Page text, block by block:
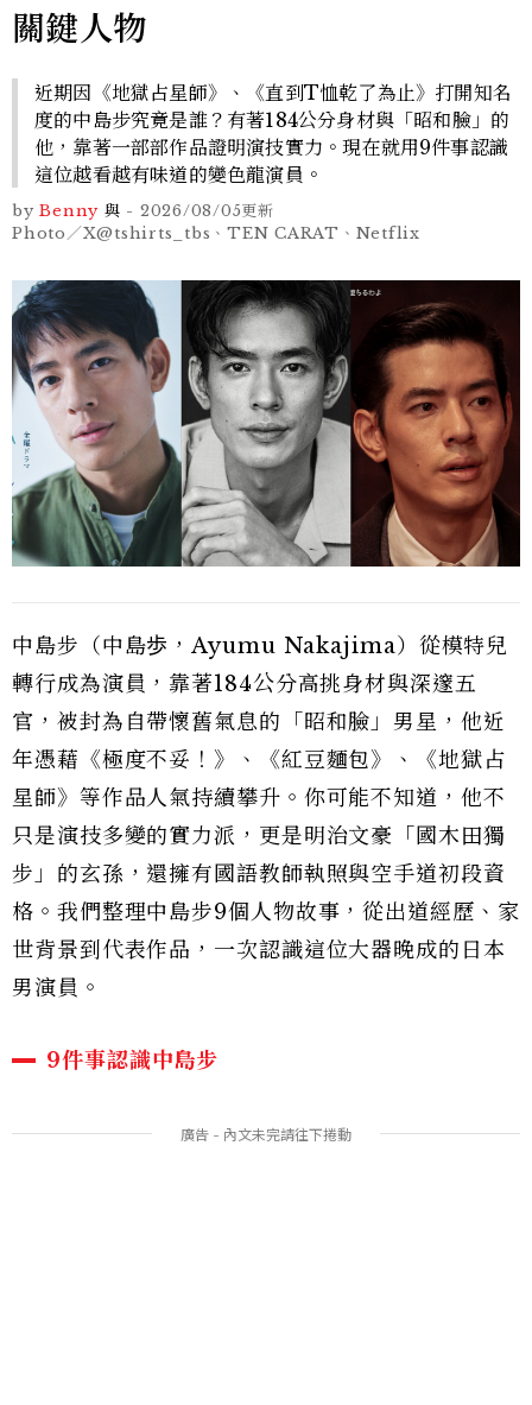
關鍵人物
近期因《地獄占星師》、《直到T恤乾了為止》打開知名
度的中島步究竟是誰？有著184公分身材與「昭和臉」的
他，靠著一部部作品證明演技實力。現在就用9件事認識
這位越看越有味道的變色龍演員。
by Benny 與 - 2026/08/05更新
Photo／X@tshirts_tbs、TEN CARAT、Netflix
中島步（中島歩，Ayumu Nakajima）從模特兒
轉行成為演員，靠著184公分高挑身材與深邃五
官，被封為自帶懷舊氣息的「昭和臉」男星，他近
年憑藉《極度不妥！》、《紅豆麵包》、《地獄占
星師》等作品人氣持續攀升。你可能不知道，他不
只是演技多變的實力派，更是明治文豪「國木田獨
步」的玄孫，還擁有國語教師執照與空手道初段資
格。我們整理中島步9個人物故事，從出道經歷、家
世背景到代表作品，一次認識這位大器晚成的日本
男演員。
9件事認識中島步